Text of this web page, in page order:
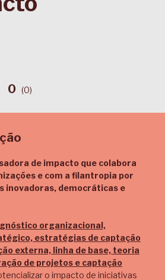
0 (0)
de impacto que colabora
e com a filantropia por
inovadoras, democráticas e
organizacional,
estratégias de captação
externa, linha de base, teoria
de projetos e captação
o impacto de iniciativas